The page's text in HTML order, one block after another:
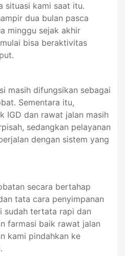
situasi kami saat itu.
dua bulan pasca
minggu sejak akhir
bisa beraktivitas
masih difungsikan sebagai
Sementara itu,
IGD dan rawat jalan masih
sedangkan pelayanan
dengan sistem yang
secara bertahap
tata cara penyimpanan
sudah tertata rapi dan
farmasi baik rawat jalan
kami pindahkan ke